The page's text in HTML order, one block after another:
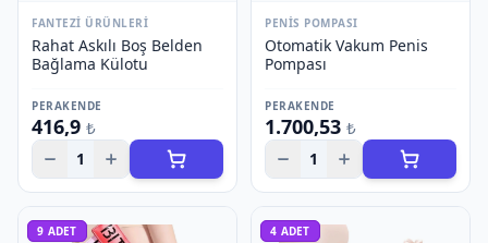
FANTEZI ÜRÜNLERI
Rahat Askılı Boş Belden
Bağlama Külotu
PERAKENDE
416,9 ₺
1
PENIS POMPASI
Otomatik Vakum Penis
Pompası
PERAKENDE
1.700,53 ₺
1
9 ADET 4 ADET